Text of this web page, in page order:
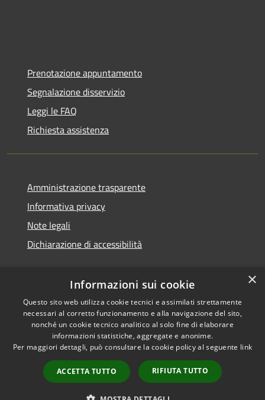
Prenotazione appuntamento
Segnalazione disservizio
Leggi le FAQ
Richiesta assistenza
Amministrazione trasparente
Informativa privacy
Note legali
Dichiarazione di accessibilità
RSS
Accessibilità
Copyright © 2026 • Comune di
Municipium•
Accesso
redazione
×
Informazioni sui cookie
Questo sito web utilizza cookie tecnici e assimilati strettamente
necessari al corretto funzionamento e alla navigazione del sito,
nonché un cookie tecnico analitico al solo fine di elaborare
informazioni statistiche, aggregate e anonime.
Per maggiori dettagli, può consultare la cookie policy al seguente link
ACCETTA TUTTO RIFIUTA TUTTO